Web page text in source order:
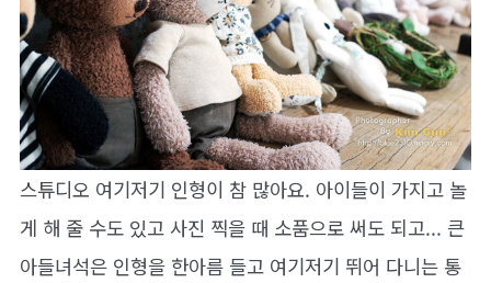
스튜디오 여기저기 인형이 참 많아요. 아이들이 가지고 놀
게 해 줄 수도 있고 사진 찍을 때 소품으로 써도 되고... 큰
아들녀석은 인형을 한아름 들고 여기저기 뛰어 다니는 통